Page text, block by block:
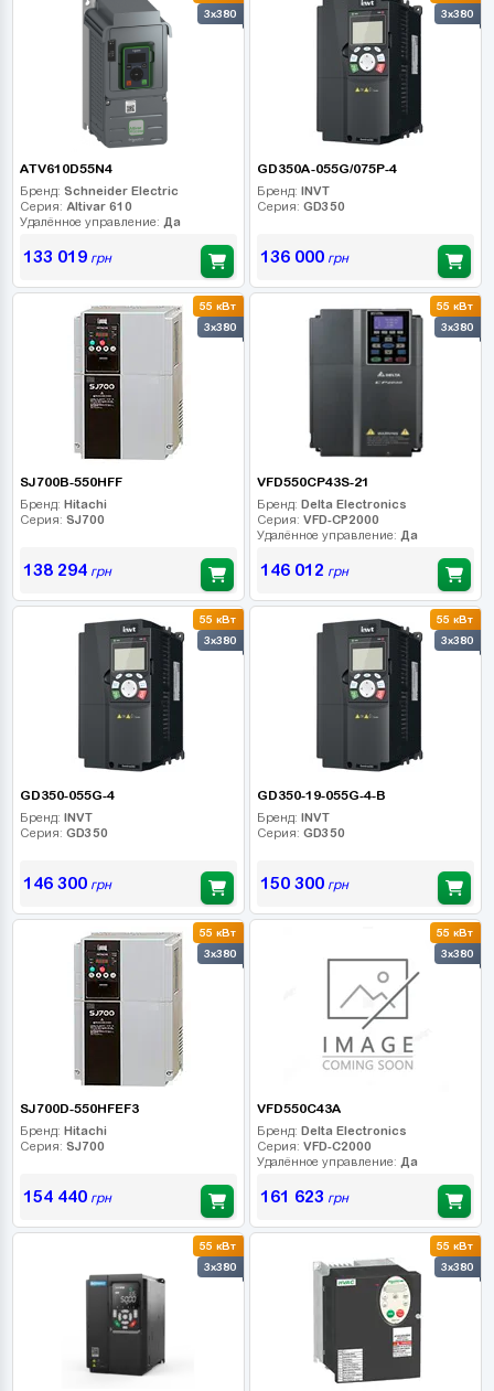
3x380
ATV610D55N4
Бренд: Schneider Electric
Серия: Altivar 610
Удалённое управление: Да
133 019грн
3x380
GD350A-055G/075P-4
Бренд: INVT
Серия: GD350
136 000грн
55 кВт
3x380
SJ700B-550HFF
Бренд: Hitachi
Серия: SJ700
138 294грн
55 кВт
3x380
VFD550CP43S-21
Бренд: Delta Electronics
Серия: VFD-CP2000
Удалённое управление: Да
146 012 грн
55 кВт
3x380
GD350-055G-4
Бренд: INVT
Серия: GD350
146 300грн
55 кВт
3x380
GD350-19-055G-4-B
Бренд: INVT
Серия: GD350
150 300грн
55 кВт
3x380
SJ700D-550HFEF3
Бренд: Hitachi
Серия: SJ700
154 440грн
55 кВт
3x380
VFD550C43A
Бренд: Delta Electronics
Серия: VFD-C2000
Удалённое управление: Да
161 623 грн
55 кВт
3x380
55 кВт
3x380